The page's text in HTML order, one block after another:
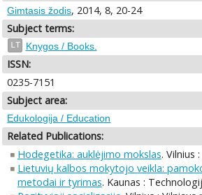
Gimtasis žodis, 2014, 8, 20-24
Subject terms:
LT Knygos / Books.
ISSN:
0235-7151
Subject area:
Edukologija / Education
Related Publications:
Hodegetika: auklėjimo mokslas. Vilnius
Lietuvių kalbos mokytojo veikla:
metodai ir tyrimas. Kaunas :